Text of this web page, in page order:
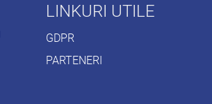
LINKURI UTILE
GDPR
PARTENERI